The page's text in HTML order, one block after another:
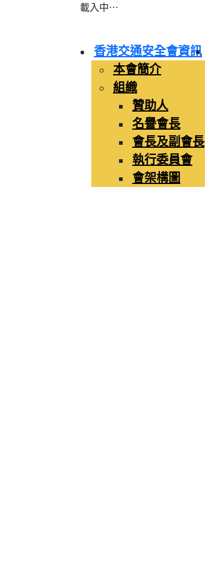
載入中⋯
香港交通安全會資訊
本會簡介
組織
贊助人
名譽會長
會長及副會長
執行委員會
會架構圖